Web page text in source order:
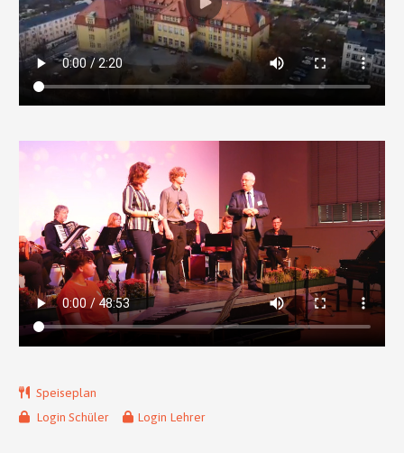
Speiseplan
Login Schüler
Login Lehrer